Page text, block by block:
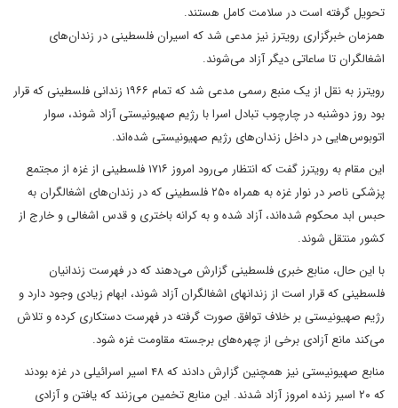
تحویل گرفته است در سلامت کامل هستند.
همزمان خبرگزاری رویترز نیز مدعی شد که اسیران فلسطینی در زندان‌های
اشغالگران تا ساعاتی دیگر آزاد می‌شوند.
رویترز به نقل از یک منبع رسمی مدعی شد که تمام ۱۹۶۶ زندانی فلسطینی که قرار
بود روز دوشنبه در چارچوب تبادل اسرا با رژیم صهیونیستی آزاد شوند، سوار
اتوبوس‌هایی در داخل زندان‌های رژیم صهیونیستی شده‌اند.
این مقام به رویترز گفت که انتظار می‌رود امروز ۱۷۱۶ فلسطینی از غزه از مجتمع
پزشکی ناصر در نوار غزه به همراه ۲۵۰ فلسطینی که در زندان‌های اشغالگران به
حبس ابد محکوم شده‌اند، آزاد شده و به کرانه باختری و قدس اشغالی و خارج از
کشور منتقل شوند.
با این حال، منابع خبری فلسطینی گزارش می‌دهند که در فهرست زندانیان
فلسطینی که قرار است از زندانهای اشغالگران آزاد شوند، ابهام زیادی وجود دارد و
رژیم صهیونیستی بر خلاف توافق صورت گرفته در فهرست دستکاری کرده و تلاش
می‌کند مانع آزادی برخی از چهره‌های برجسته مقاومت غزه شود.
منابع صهیونیستی نیز همچنین گزارش دادند که ۴۸ اسیر اسرائیلی در غزه بودند
که ۲۰ اسیر زنده امروز آزاد شدند. این منابع تخمین می‌زنند که یافتن و آزادی